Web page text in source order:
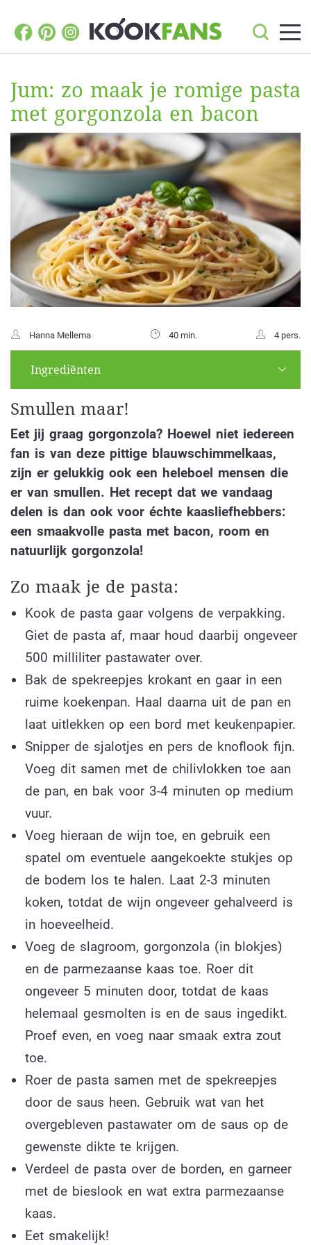
Jum: zo maak je romige pasta
met gorgonzola en bacon
Hanna Mellema 40 min. 4 pers.
Ingrediënten
Smullen maar!
Eet jij graag gorgonzola? Hoewel niet iedereen
fan is van deze pittige blauwschimmelkaas,
zijn er gelukkig ook een heleboel mensen die
er van smullen. Het recept dat we vandaag
delen is dan ook voor échte kaasliefhebbers:
een smaakvolle pasta met bacon, room en
natuurlijk gorgonzola!
Zo maak je de pasta:
Kook de pasta gaar volgens de verpakking.
Giet de pasta af, maar houd daarbij ongeveer
500 milliliter pastawater over.
Bak de spekreepjes krokant en gaar in een
ruime koekenpan. Haal daarna uit de pan en
laat uitlekken op een bord met keukenpapier.
Snipper de sjalotjes en pers de knoflook fijn.
Voeg dit samen met de chilivlokken toe aan
de pan, en bak voor 3-4 minuten op medium
vuur.
Voeg hieraan de wijn toe, en gebruik een
spatel om eventuele aangekoekte stukjes op
de bodem los te halen. Laat 2-3 minuten
koken, totdat de wijn ongeveer gehalveerd is
in hoeveelheid.
Voeg de slagroom, gorgonzola (in blokjes)
en de parmezaanse kaas toe. Roer dit
ongeveer 5 minuten door, totdat de kaas
helemaal gesmolten is en de saus ingedikt.
Proef even, en voeg naar smaak extra zout
toe.
Roer de pasta samen met de spekreepjes
door de saus heen. Gebruik wat van het
overgebleven pastawater om de saus op de
gewenste dikte te krijgen.
Verdeel de pasta over de borden, en garneer
met de bieslook en wat extra parmezaanse
kaas.
Eet smakelijk!